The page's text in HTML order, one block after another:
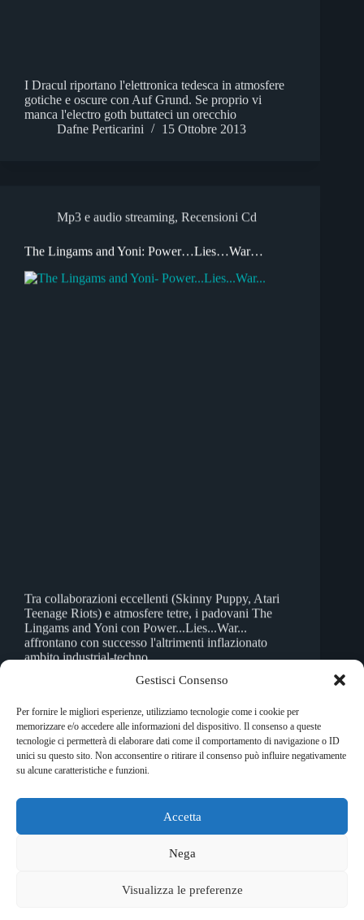
Gestisci Consenso
Per fornire le migliori esperienze, utilizziamo tecnologie come i cookie per
memorizzare e/o accedere alle informazioni del dispositivo. Il consenso a queste
tecnologie ci permetterà di elaborare dati come il comportamento di navigazione o ID
unici su questo sito. Non acconsentire o ritirare il consenso può influire negativamente
su alcune caratteristiche e funzioni.
Accetta
Nega
Visualizza le preferenze
I Dracul riportano l'elettronica tedesca in atmosfere
gotiche e oscure con Auf Grund. Se proprio vi
manca l'electro goth buttateci un orecchio
Dafne Perticarini
15 Ottobre 2013
Mp3 e audio streaming, Recensioni Cd
The Lingams and Yoni: Power…Lies…War…
Tra collaborazioni eccellenti (Skinny Puppy, Atari
Teenage Riots) e atmosfere tetre, i padovani The
Lingams and Yoni con Power...Lies...War...
affrontano con successo l'altrimenti inflazionato
ambito industrial-techno
Copyright © 2026 RockShock - © Massimo Garofalo. C.F.
GRFMSM65R24A662Q. Qualsiasi tipo di riproduzione è
vietata se non preventivamente autorizzata. RockShock non
senza alcuna periodicità. Non può pertanto considerarsi un